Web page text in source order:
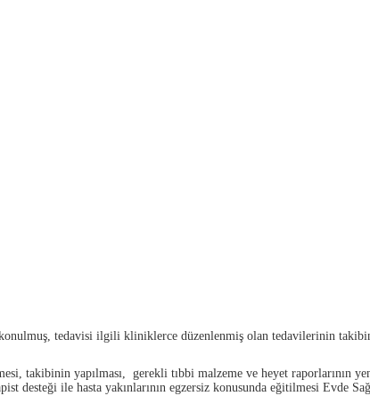
tedavisi ilgili kliniklerce düzenlenmiş olan tedavilerinin
takibinin yapılması, gerekli tıbbi malzeme ve heyet raporlarının
desteği ile hasta yakınlarının egzersiz konusunda eğitilmesi Evde